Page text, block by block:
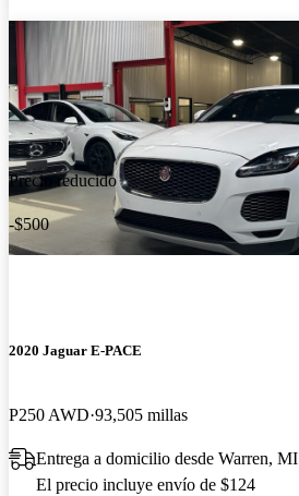
Precio reducido
-$500
2020 Jaguar E-PACE
P250 AWD 93,505 millas
Entrega a domicilio desde Warren, MI
El precio incluye envío de $124